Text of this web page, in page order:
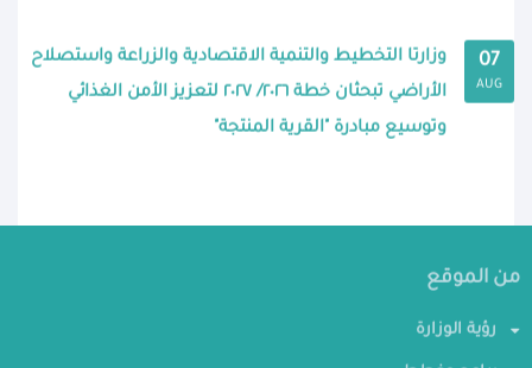
07
AUG
وزارتا التخطيط والتنمية الاقتصادية والزراعة واستصلاح
الأراضي تبحثان خطة ٢٠٢٦/ ٢٠٢٧ لتعزيز الأمن الغذائي
وتوسيع مبادرة "القرية المنتجة"
من الموقع
رؤية الوزارة